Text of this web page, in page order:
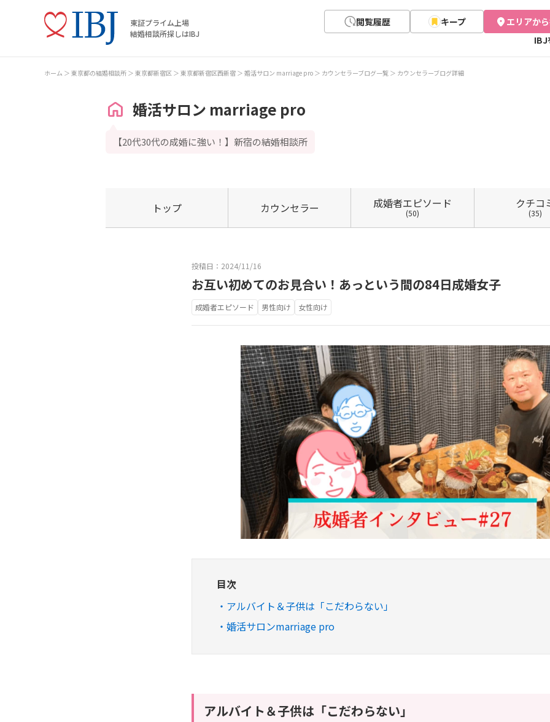
東証プライム上場
結婚相談所探しはIBJ
閲覧履歴 キープ
エリアか
IBJ
ホーム 東京都の結婚相談所 東京都新宿区 東京都新宿区西新宿 婚活サロン marriage pro カウンセラーブログ一覧 カウンセラーブログ詳細
婚活サロン marriage pro
【20代30代の成婚に強い！】新宿の結婚相談所
トップ カウンセラー 成婚者エピソード
(50)
クチコ
(35)
投稿日：2024/11/16
お互い初めてのお見合い！あっという間の84日成婚女子
成婚者エピソード 男性向け 女性向け
目次
アルバイト＆子供は「こだわらない」
婚活サロンmarriage pro
アルバイト＆子供は「こだわらない」